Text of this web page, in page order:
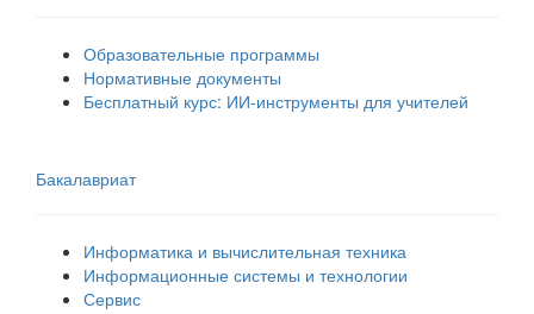
Образовательные программы
Нормативные документы
Бесплатный курс: ИИ‑инструменты для учителей
Бакалавриат
Информатика и вычислительная техника
Информационные системы и технологии
Сервис